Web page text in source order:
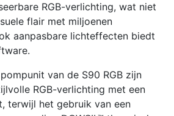
RGB-verlichting, wat niet
flair met miljoenen
aanpasbare lichteffecten biedt
van de S90 RGB zijn
RGB-verlichting met een
terwijl het gebruik van een